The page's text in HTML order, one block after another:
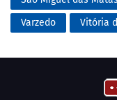
Varzedo
Vitória